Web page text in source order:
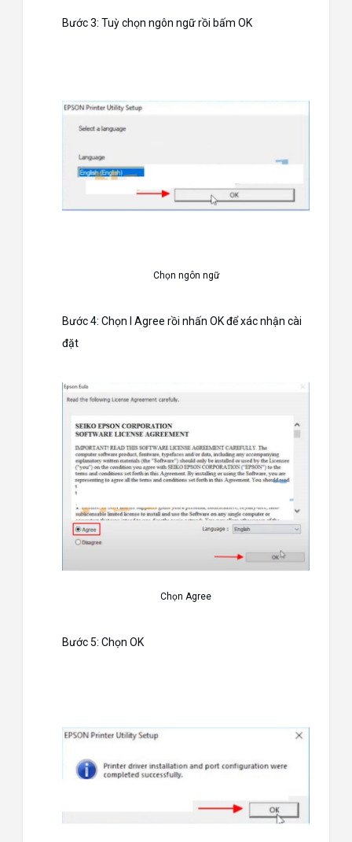
Bước 3: Tuỳ chọn ngôn ngữ rồi bấm OK
Chọn ngôn ngữ
Bước 4: Chọn I Agree rồi nhấn OK để xác nhận cài
đặt
Chọn Agree
Bước 5: Chọn OK